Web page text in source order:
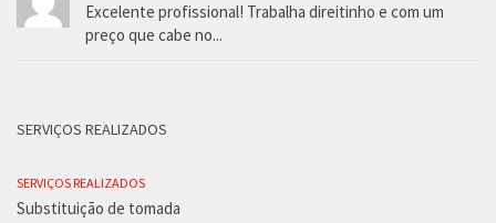
Excelente profissional! Trabalha direitinho e com um
preço que cabe no...
SERVIÇOS REALIZADOS
SERVIÇOS REALIZADOS
Substituição de tomada